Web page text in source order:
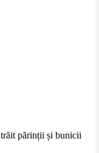
părinții și bunicii